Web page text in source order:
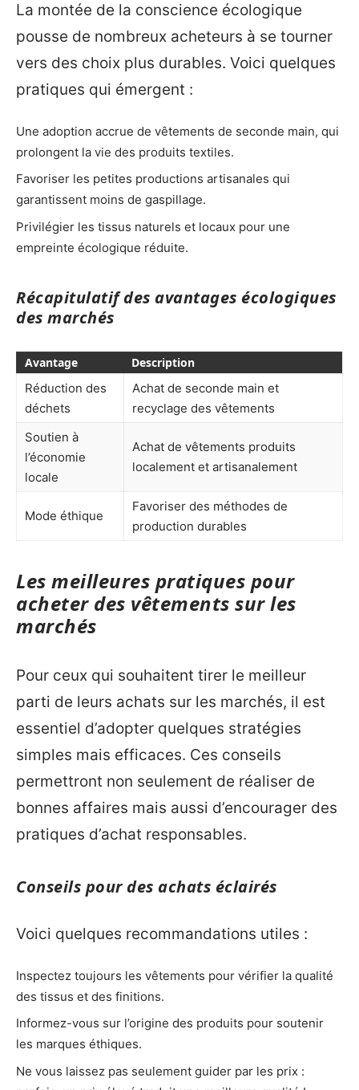
La montée de la conscience écologique
pousse de nombreux acheteurs à se tourner
vers des choix plus durables. Voici quelques
pratiques qui émergent :
Une adoption accrue de vêtements de seconde main, qui
prolongent la vie des produits textiles.
Favoriser les petites productions artisanales qui
garantissent moins de gaspillage.
Privilégier les tissus naturels et locaux pour une
empreinte écologique réduite.
Récapitulatif des avantages écologiques
des marchés
Avantage
Description
Réduction des
déchets
Achat de seconde main et
recyclage des vêtements
Soutien à
l’économie
locale
Achat de vêtements produits
localement et artisanalement
Mode éthique
Favoriser des méthodes de
production durables
Les meilleures pratiques pour
acheter des vêtements sur les
marchés
Pour ceux qui souhaitent tirer le meilleur
parti de leurs achats sur les marchés, il est
essentiel d’adopter quelques stratégies
simples mais efficaces. Ces conseils
permettront non seulement de réaliser de
bonnes affaires mais aussi d’encourager des
pratiques d’achat responsables.
Conseils pour des achats éclairés
Voici quelques recommandations utiles :
Inspectez toujours les vêtements pour vérifier la qualité
des tissus et des finitions.
Informez-vous sur l’origine des produits pour soutenir
les marques éthiques.
Ne vous laissez pas seulement guider par les prix :